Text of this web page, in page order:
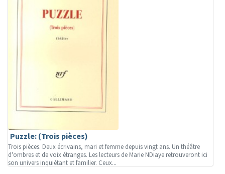
Puzzle: (Trois pièces)
Trois pièces. Deux écrivains, mari et femme depuis vingt ans. Un théâtre
d'ombres et de voix étranges. Les lecteurs de Marie NDiaye retrouveront ici
son univers inquiétant et familier. Ceux...